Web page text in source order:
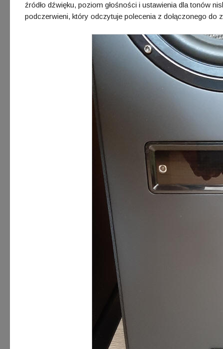
źródło dźwięku, poziom głośności i ustawienia dla tonów
podczerwieni, który odczytuje polecenia z dołączonego do